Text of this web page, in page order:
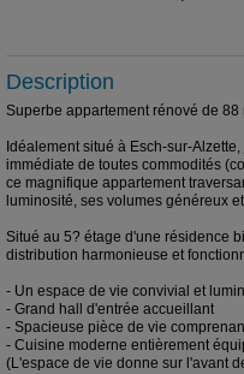
Description
Superbe appartement rénové de 88
Idéalement situé à Esch-sur-
immédiate de toutes commodités
ce magnifique appartement
luminosité, ses volumes généreux
Situé au 5? étage d'une résidence
distribution harmonieuse et
- Un espace de vie convivial et
- Grand hall d'entrée accueillant
- Spacieuse pièce de vie
- Cuisine moderne entièrement
(L'espace de vie donne sur l'avant